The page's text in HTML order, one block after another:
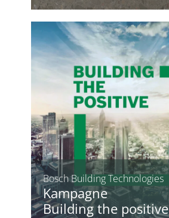
Bosch Building Technologies
Kampagne
Building the positive